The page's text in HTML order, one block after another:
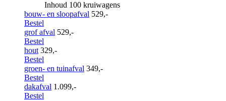
Inhoud 100 kruiwagens
bouw- en sloopafval 529,-
Bestel
grof afval 529,-
Bestel
hout 329,-
Bestel
groen- en tuinafval 349,-
Bestel
dakafval 1.099,-
Bestel